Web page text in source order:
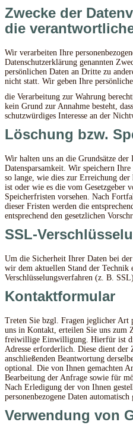
Zwecke der
die
Wir verarbeiten Ihre
Datenschutzerklärung genannten
persönlichen Daten an Dritte zu
nicht statt. Wir geben Ihre
die Verarbeitung zur Wahrung
kein Grund zur Annahme besteht,
schutzwürdiges Interesse an der
Löschung bzw.
Wir halten uns an die Grundsätze der
Datensparsamkeit. Wir speichern
so lange, wie dies zur Erreichung
ist oder wie es die vom Gesetzgeber
Speicherfristen vorsehen. Nach
dieser Fristen werden die
entsprechend den gesetzlichen
SSL-
Um die Sicherheit Ihrer Daten bei
wir dem aktuellen Stand der Technik
Verschlüsselungsverfahren (z. B.
Kontaktformular
Treten Sie bzgl. Fragen jeglicher
uns in Kontakt, erteilen Sie uns zum
freiwillige Einwilligung. Hierfür ist
Adresse erforderlich. Diese dient der
anschließenden Beantwortung
optional. Die von Ihnen gemachten
Bearbeitung der Anfrage sowie für
Nach Erledigung der von Ihnen
personenbezogene Daten automatisch
Verwendung von